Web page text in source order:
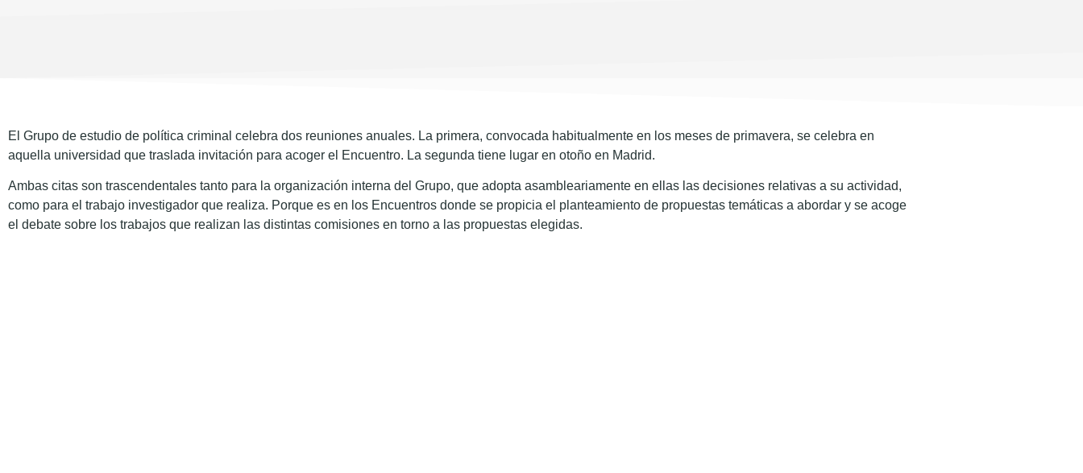
El Grupo de estudio de política criminal celebra dos reuniones anuales. La primera, convocada habitualmente en los meses de primavera, se celebra en
aquella universidad que traslada invitación para acoger el Encuentro. La segunda tiene lugar en otoño en Madrid.
Ambas citas son trascendentales tanto para la organización interna del Grupo, que adopta asambleariamente en ellas las decisiones relativas a su actividad,
como para el trabajo investigador que realiza. Porque es en los Encuentros donde se propicia el planteamiento de propuestas temáticas a abordar y se acoge
el debate sobre los trabajos que realizan las distintas comisiones en torno a las propuestas elegidas.